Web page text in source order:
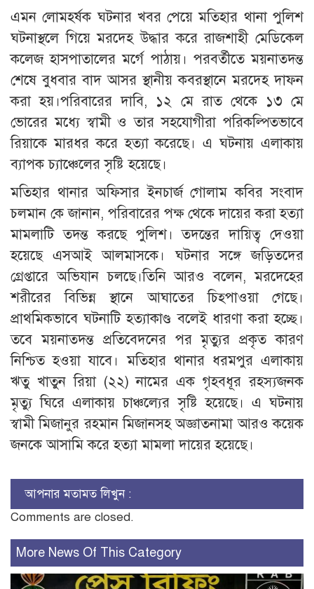
এমন লোমহর্ষক ঘটনার খবর পেয়ে মতিহার থানা পুলিশ
ঘটনাস্থলে গিয়ে মরদেহ উদ্ধার করে রাজশাহী মেডিকেল
কলেজ হাসপাতালের মর্গে পাঠায়। পরবর্তীতে ময়নাতদন্ত
শেষে বুধবার বাদ আসর স্থানীয় কবরস্থানে মরদেহ দাফন
করা হয়।পরিবারের দাবি, ১২ মে রাত থেকে ১৩ মে
ভোরের মধ্যে স্বামী ও তার সহযোগীরা পরিকল্পিতভাবে
রিয়াকে মারধর করে হত্যা করেছে। এ ঘটনায় এলাকায়
ব্যাপক চ্যাঞ্চেলের সৃষ্টি হয়েছে।
মতিহার থানার অফিসার ইনচার্জ গোলাম কবির সংবাদ
চলমান কে জানান, পরিবারের পক্ষ থেকে দায়ের করা হত্যা
মামলাটি তদন্ত করছে পুলিশ। তদন্তের দায়িত্ব দেওয়া
হয়েছে এসআই আলমাসকে। ঘটনার সঙ্গে জড়িতদের
গ্রেপ্তারে অভিযান চলছে।তিনি আরও বলেন, মরদেহের
শরীরের বিভিন্ন স্থানে আঘাতের চিহ্পাওয়া গেছে।
প্রাথমিকভাবে ঘটনাটি হত্যাকাণ্ড বলেই ধারণা করা হচ্ছে।
তবে ময়নাতদন্ত প্রতিবেদনের পর মৃত্যুর প্রকৃত কারণ
নিশ্চিত হওয়া যাবে। মতিহার থানার ধরমপুর এলাকায়
ঋতু খাতুন রিয়া (২২) নামের এক গৃহবধূর রহস্যজনক
মৃত্যু ঘিরে এলাকায় চাঞ্চল্যের সৃষ্টি হয়েছে। এ ঘটনায়
স্বামী মিজানুর রহমান মিজানসহ অজ্ঞাতনামা আরও কয়েক
জনকে আসামি করে হত্যা মামলা দায়ের হয়েছে।
আপনার মতামত লিখুন :
Comments are closed.
More News Of This Category